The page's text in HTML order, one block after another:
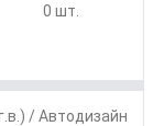
0 шт.
/ Автодизайн